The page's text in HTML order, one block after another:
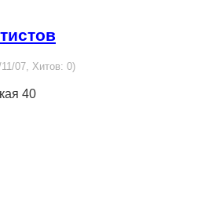
07, Хитов: 0)
40